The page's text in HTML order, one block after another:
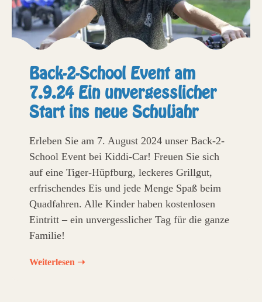
Back-2-School Event am
7.9.24 Ein unvergesslicher
Start ins neue Schuljahr
Erleben Sie am 7. August 2024 unser Back-2-
School Event bei Kiddi-Car! Freuen Sie sich
auf eine Tiger-Hüpfburg, leckeres Grillgut,
erfrischendes Eis und jede Menge Spaß beim
Quadfahren. Alle Kinder haben kostenlosen
Eintritt – ein unvergesslicher Tag für die ganze
Familie!
Weiterlesen ➝